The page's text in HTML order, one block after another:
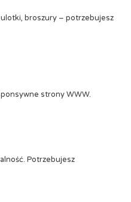
broszury – potrzebujesz
strony WWW.
Potrzebujesz